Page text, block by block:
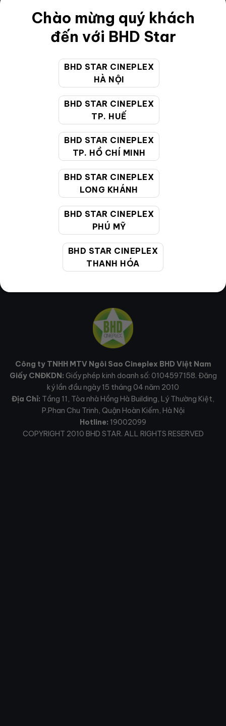
Chào mừng quý khách
đến với BHD Star
BHD STAR CINEPLEX
HÀ NỘI
BHD STAR CINEPLEX
TP. HUẾ
BHD STAR CINEPLEX
TP. HỒ CHÍ MINH
BHD STAR CINEPLEX
LONG KHÁNH
BHD STAR CINEPLEX
PHÚ MỸ
BHD STAR CINEPLEX
THANH HÓA
Điều khoản
Hướng dẫn đặt vé trực tuyến
Chính sách bảo vệ thông tin cá nhân của người tiêu
CHĂM SÓC KHÁCH HÀNG
19002099
gồm cả Lễ, Tết)
cskh@bhdstar.vn
MẠNG XÃ HỘI
Công ty TNHH MTV Ngôi Sao Cineplex BHD Việt Nam
Giấy CNĐKDN: Giấy phép kinh doanh số: 0104597158. Đăng
ký lần đầu ngày 15 tháng 04 năm 2010
Địa Chỉ: Tầng 11, Tòa nhà Hồng Hà Building, Lý Thường Kiệt,
P.Phan Chu Trinh, Quận Hoàn Kiếm, Hà Nội
Hotline: 19002099
COPYRIGHT 2010 BHD STAR. ALL RIGHTS RESERVED